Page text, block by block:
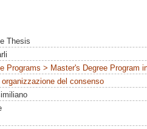
Thesis
Programs > Master's Degree Program
del consenso